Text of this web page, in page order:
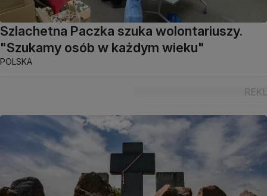
Szlachetna Paczka szuka wolontariuszy.
"Szukamy osób w każdym wieku"
POLSKA